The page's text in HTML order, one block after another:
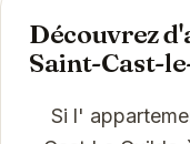
Découvrez
Saint-Cast-
Si l'